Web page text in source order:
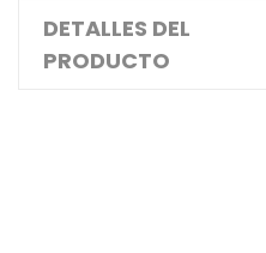
DETALLES DEL
PRODUCTO